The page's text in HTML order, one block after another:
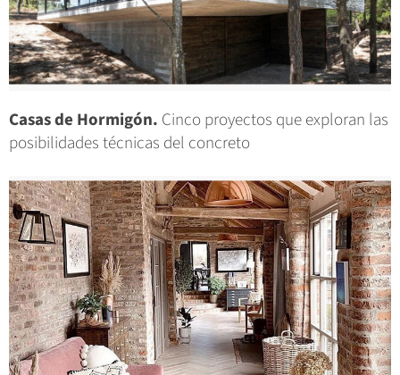
Casas de Hormigón. Cinco proyectos que exploran las
posibilidades técnicas del concreto